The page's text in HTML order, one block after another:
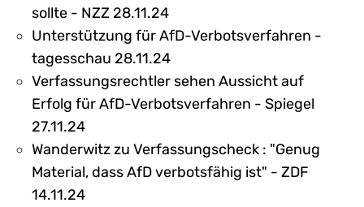
sollte - NZZ 28.11.24
Unterstützung für AfD-Verbotsverfahren -
tagesschau 28.11.24
Verfassungsrechtler sehen Aussicht auf
Erfolg für AfD-Verbotsverfahren - Spiegel
27.11.24
Wanderwitz zu Verfassungscheck : "Genug
Material, dass AfD verbotsfähig ist" - ZDF
14.11.24